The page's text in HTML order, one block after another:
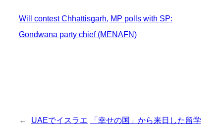
Will contest Chhattisgarh, MP polls with SP:
Gondwana party chief (MENAFN)
←
UAEでイスラエ
「幸せの国」から来日した留学